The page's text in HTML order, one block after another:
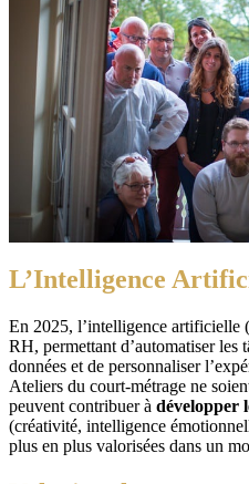
L’Intelligence
En 2025, l’intelligence
RH, permettant d’automatiser les
données et de personnaliser
Ateliers du court-métrage ne
peuvent contribuer à développer
(créativité, intelligence
plus en plus valorisées dans un